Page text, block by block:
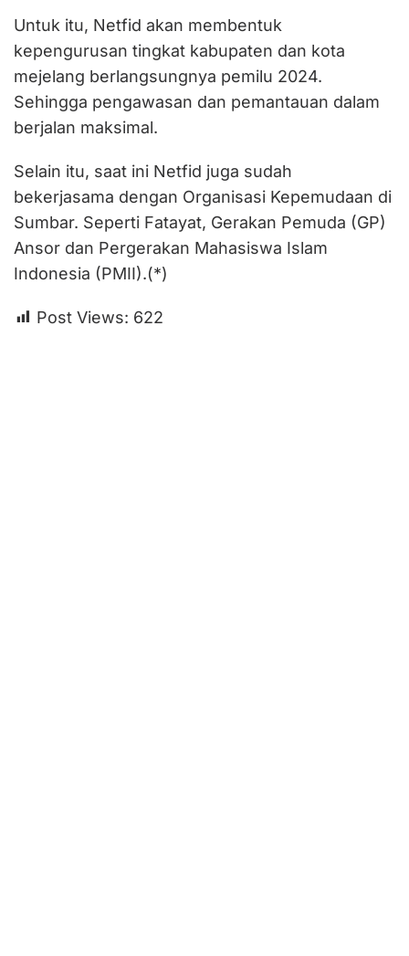
Untuk itu, Netfid akan membentuk
kepengurusan tingkat kabupaten dan kota
mejelang berlangsungnya pemilu 2024.
Sehingga pengawasan dan pemantauan dalam
berjalan maksimal.
Selain itu, saat ini Netfid juga sudah
bekerjasama dengan Organisasi Kepemudaan di
Sumbar. Seperti Fatayat, Gerakan Pemuda (GP)
Ansor dan Pergerakan Mahasiswa Islam
Indonesia (PMII).(*)
Post Views: 622